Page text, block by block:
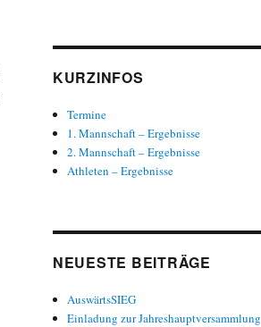
KURZINFOS
Termine
1. Mannschaft – Ergebnisse
2. Mannschaft – Ergebnisse
Athleten – Ergebnisse
NEUESTE BEITRÄGE
AuswärtsSIEG
Einladung zur Jahreshauptversammlung